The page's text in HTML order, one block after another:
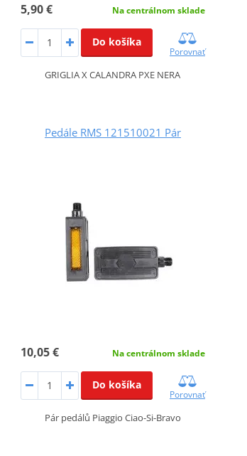
5,90 € Na centrálnom sklade
Do košíka
Porovnať
GRIGLIA X CALANDRA PXE NERA
Pedále RMS 121510021 Pár
10,05 € Na centrálnom sklade
Do košíka
Porovnať
Pár pedálů Piaggio Ciao-Si-Bravo